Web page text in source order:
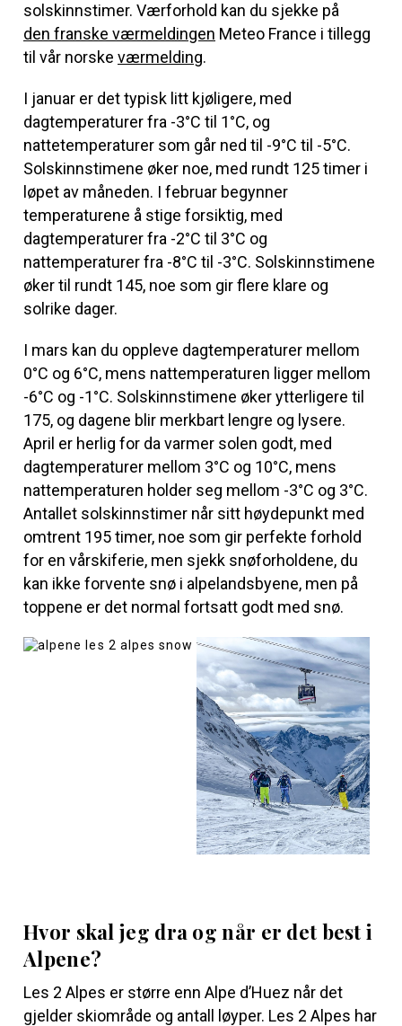
solskinnstimer. Værforhold kan du sjekke på
den franske værmeldingen Meteo France i tillegg
til vår norske værmelding.
I januar er det typisk litt kjøligere, med
dagtemperaturer fra -3°C til 1°C, og
nattetemperaturer som går ned til -9°C til -5°C.
Solskinnstimene øker noe, med rundt 125 timer i
løpet av måneden. I februar begynner
temperaturene å stige forsiktig, med
dagtemperaturer fra -2°C til 3°C og
nattemperaturer fra -8°C til -3°C. Solskinnstimene
øker til rundt 145, noe som gir flere klare og
solrike dager.
I mars kan du oppleve dagtemperaturer mellom
0°C og 6°C, mens nattemperaturen ligger mellom
-6°C og -1°C. Solskinnstimene øker ytterligere til
175, og dagene blir merkbart lengre og lysere.
April er herlig for da varmer solen godt, med
dagtemperaturer mellom 3°C og 10°C, mens
nattemperaturen holder seg mellom -3°C og 3°C.
Antallet solskinnstimer når sitt høydepunkt med
omtrent 195 timer, noe som gir perfekte forhold
for en vårskiferie, men sjekk snøforholdene, du
kan ikke forvente snø i alpelandsbyene, men på
toppene er det normal fortsatt godt med snø.
Hvor skal jeg dra og når er det best i
Alpene?
Les 2 Alpes er større enn Alpe d’Huez når det
gjelder skiområde og antall løyper. Les 2 Alpes har